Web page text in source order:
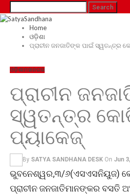
Home
ଓଡ଼ିଶା
ପ୍ରାଚୀନ ଜନଜାତିଙ୍କ ପାଇଁ ସ୍ୱତନ୍ତ୍ର
ଓଡ଼ିଶାମହାନଗର
ପ୍ରାଚୀନ
ସ୍ୱତନ୍ତ୍ର
ପ୍ୟାକେଜ୍
By SATYA SANDHANA DESK On Jun
ଭୁବନେଶ୍ୱର,୩/୬(ଏସଏସନିୟୁଜ)
ପ୍ରାଚୀନ ଜନଜାତିମାନଙ୍କର ବସତି